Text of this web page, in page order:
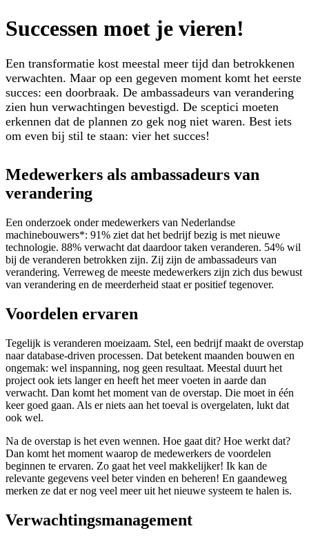
Successen moet je vieren!
Een transformatie kost meestal meer tijd dan betrokkenen
verwachten. Maar op een gegeven moment komt het eerste
succes: een doorbraak. De ambassadeurs van verandering
zien hun verwachtingen bevestigd. De sceptici moeten
erkennen dat de plannen zo gek nog niet waren. Best iets
om even bij stil te staan: vier het succes!
Medewerkers als ambassadeurs van
verandering
Een onderzoek onder medewerkers van Nederlandse
machinebouwers*: 91% ziet dat het bedrijf bezig is met nieuwe
technologie. 88% verwacht dat daardoor taken veranderen. 54% wil
bij de veranderen betrokken zijn. Zij zijn de ambassadeurs van
verandering. Verreweg de meeste medewerkers zijn zich dus bewust
van verandering en de meerderheid staat er positief tegenover.
Voordelen ervaren
Tegelijk is veranderen moeizaam. Stel, een bedrijf maakt de overstap
naar database-driven processen. Dat betekent maanden bouwen en
ongemak: wel inspanning, nog geen resultaat. Meestal duurt het
project ook iets langer en heeft het meer voeten in aarde dan
verwacht. Dan komt het moment van de overstap. Die moet in één
keer goed gaan. Als er niets aan het toeval is overgelaten, lukt dat
ook wel.
Na de overstap is het even wennen. Hoe gaat dit? Hoe werkt dat?
Dan komt het moment waarop de medewerkers de voordelen
beginnen te ervaren. Zo gaat het veel makkelijker! Ik kan de
relevante gegevens veel beter vinden en beheren! En gaandeweg
merken ze dat er nog veel meer uit het nieuwe systeem te halen is.
Verwachtingsmanagement